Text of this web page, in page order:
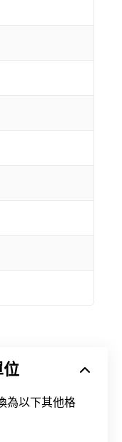
位
為以下其他格